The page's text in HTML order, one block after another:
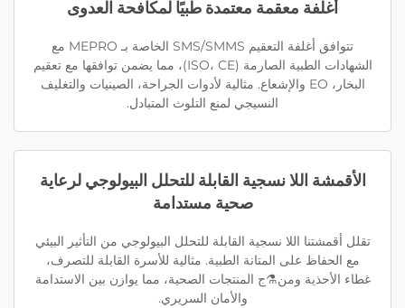
أغلفة معقمة معتمدة طبيًا لمكافحة العدوى
تتوافق أغلفة التعقيم SMS/SMMS الخاصة بـ MEPRO مع
الشهادات الطبية الصارمة (ISO، CE)، مما يضمن توافقها مع تعقيم
البخار، EO والإشعاع. مثالية لأدوات الجراحة، الصينيات والتغليف
النسيجي لمنع التلوث المتبادل.
الأقمشة اللا نسجية القابلة للتحلل البيولوجي لرعاية
صحية مستدامة
تقلل أقمشتنا اللا نسجية القابلة للتحلل البيولوجي من التأثير البيئي
مع الحفاظ على المتانة الطبية. مثالية للأسرة القابلة للتصرف،
غطاء الأحذية ومن⚗ج المنتجات الصحية، مما يوازن بين الاستدامة
والأمان السريري.